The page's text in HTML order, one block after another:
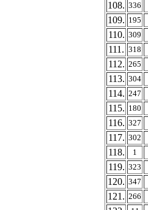
108. 336
109. 195
110. 309
111. 318
112. 265
113. 304
114. 247
115. 180
116. 327
117. 302
118.
1
119. 323
120. 347
121. 266